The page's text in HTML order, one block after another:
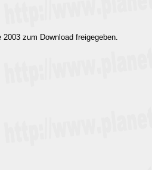
zum Download freigegeben.